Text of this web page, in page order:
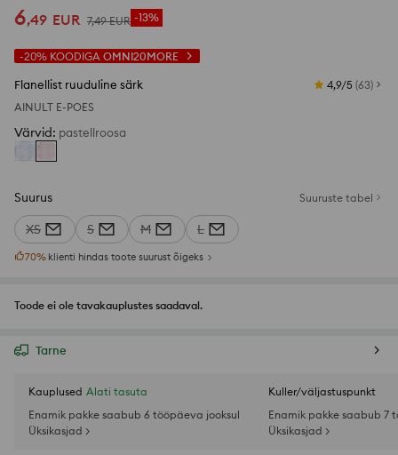
6,49 EUR 7,49 EUR -13%
-20% KOODIGA OMNI20MORE
Flanellist ruuduline särk 4,9/5 (63)
AINULT E-POES
Värvid: pastellroosa
Suurus Suuruste tabel
XS S M L
70% klienti hindas toote suurust õigeks
Toode ei ole tavakauplustes saadaval.
Tarne
Kauplused Alati tasuta
Enamik pakke saabub 6 tööpäeva jooksul
Üksikasjad >
Kuller/väljastuspunkt
Enamik pakke saabub 7
Üksikasjad >